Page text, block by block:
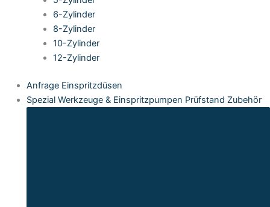
6-Zylinder
8-Zylinder
10-Zylinder
12-Zylinder
Anfrage Einspritzdüsen
Spezial Werkzeuge & Einspritzpumpen Prüfstand Zubehör